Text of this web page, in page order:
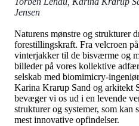
Jensen
Naturens mønstre og strukturer
forestillingskraft. Fra velcroen
vinterjakker til de bisværme og
billeder på vores kollektive
selskab med biomimicry-
Karina Krarup Sand og arkitekt
bevæger vi os ud i en levende
strukturer og systemer, som kan
mest innovative opfindelser.